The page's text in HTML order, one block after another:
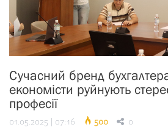
Сучасний бренд
економісти руйнують
професії
01.05.2025 | 07:16 500 0